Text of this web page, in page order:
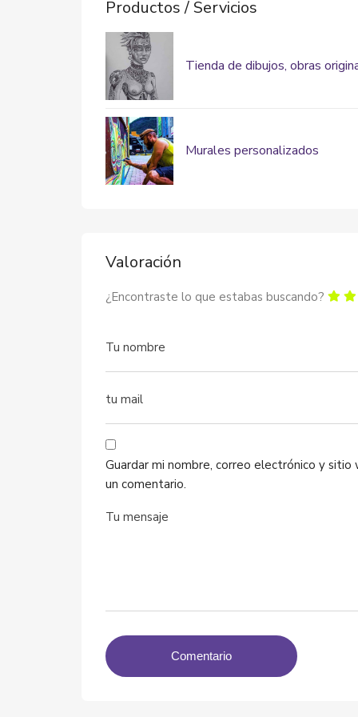
Productos / Servicios
Tienda de dibujos, obras
Murales personalizados
Valoración
¿Encontraste lo que estabas buscando?
Guardar mi nombre, correo electrónico y
un comentario.